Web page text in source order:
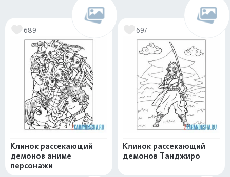
689
Клинок рассекающий
демонов аниме
персонажи
697
Клинок рассекающий
демонов Танджиро